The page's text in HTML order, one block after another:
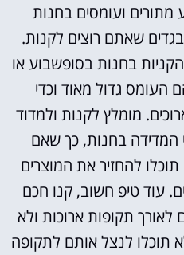
ועומסים בחנות
שאתם רוצים לקנות.
בחנות בסופשבוע או
העומס גדול מאוד וכדי
מומלץ לקנות ולמדוד
המדידה בחנות, כך שאם
להחזיר את המוצרים
עוד טיפ חשוב, קנו חכם
לאורך תקופות ארוכות ולא
תוכלו לנצל אותם לתקופה